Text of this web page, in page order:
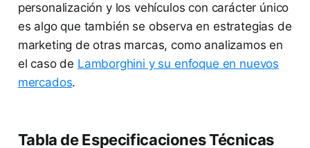
personalización y los vehículos con carácter único
es algo que también se observa en estrategias de
marketing de otras marcas, como analizamos en
el caso de Lamborghini y su enfoque en nuevos
mercados.
Tabla de Especificaciones Técnicas